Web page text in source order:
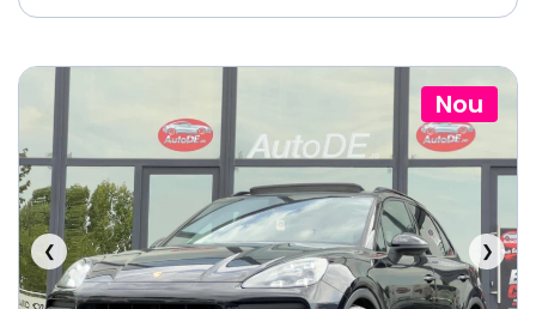
Nou
❮ ❯